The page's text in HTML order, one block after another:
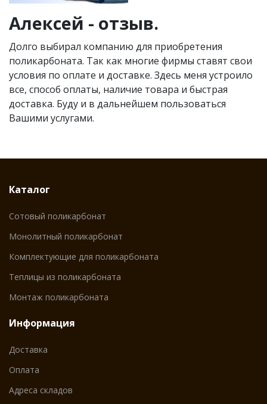
Алексей - отзыв.
Долго выбирал компанию для приобретения
поликарбоната. Так как многие фирмы ставят свои
условия по оплате и доставке. Здесь меня устроило
все, способ оплаты, наличие товара и быстрая
доставка. Буду и в дальнейшем пользоваться
Вашими услугами.
Каталог
Сотовый поликарбонат
Монолитный поликарбонат
Комплектующие для поликарбоната
Теплицы из поликарбоната
Монтаж поликарбоната
Информация
Доставка
Оплата
Адреса складов